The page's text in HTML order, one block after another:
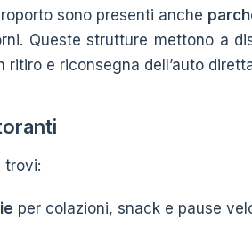
sono presenti anche
Queste strutture mettono a
ritiro e riconsegna dell’auto
trovi:
per colazioni, snack e pause